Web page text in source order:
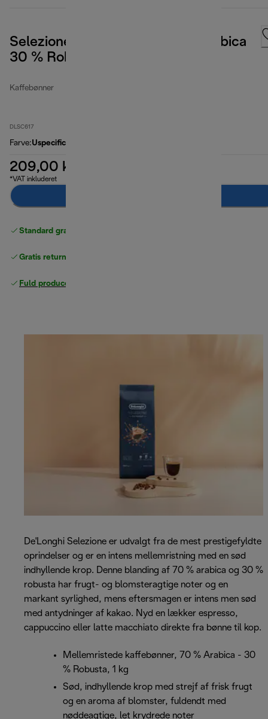
Selezione-kaffebønner, 70 % Arabica
30 % Robusta, 1 kg
Kaffebønner
DLSC617
Farve:Uspecificeret
209,00 kr.
*VAT inkluderet
Standard gratis levering
Gratis returneringer
Fuld producentgaranti
De'Longhi Selezione er udvalgt fra de mest prestigefyldte
oprindelser og er en intens mellemristning med en sød
indhyllende krop. Denne blanding af 70 % arabica og 30 %
robusta har frugt- og blomsteragtige noter og en
markant syrlighed, mens eftersmagen er intens men sød
med antydninger af kakao. Nyd en lækker espresso,
cappuccino eller latte macchiato direkte fra bønne til kop.
Mellemristede kaffebønner, 70 % Arabica - 30
% Robusta, 1 kg
Sød, indhyllende krop med strejf af frisk frugt
og en aroma af blomster, fuldendt med
nøddeagtige, let krydrede noter